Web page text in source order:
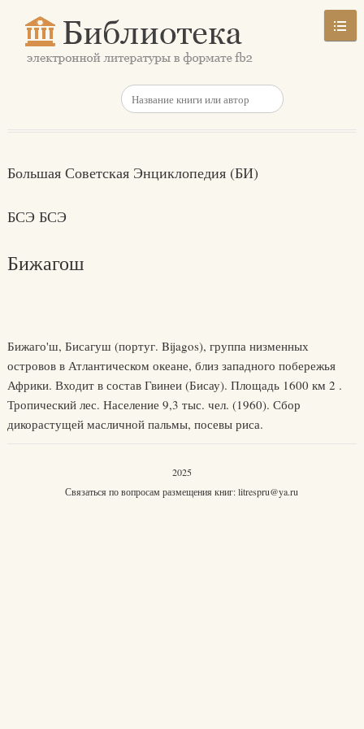
Большая Советская Энциклопедия (БИ)
БСЭ БСЭ
Бижагош
Бижаго'ш, Бисагуш (португ. Bijagos), группа низменных
островов в Атлантическом океане, близ западного побережья
Африки. Входит в состав Гвинеи (Бисау). Площадь 1600 км 2 .
Тропический лес. Население 9,3 тыс. чел. (1960). Сбор
дикорастущей масличной пальмы, посевы риса.
2025
Связаться по вопросам размещения книг:litrespru@ya.ru